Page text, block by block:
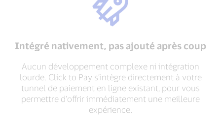
Intégré nativement, pas ajouté après coup
Aucun développement complexe ni intégration
lourde. Click to Pay s’intègre directement à votre
tunnel de paiement en ligne existant, pour vous
permettre d’offrir immédiatement une meilleure
expérience.